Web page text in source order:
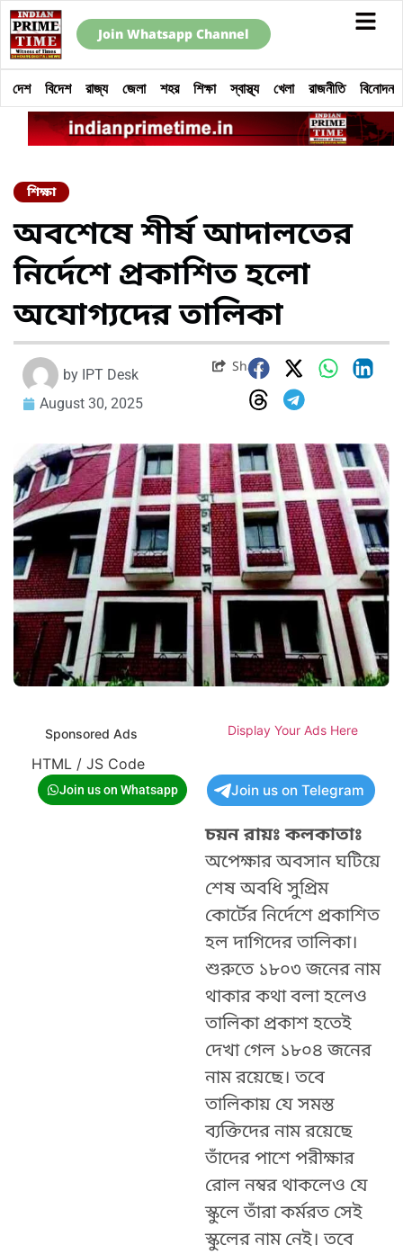
Join Whatsapp Channel
দেশ বিদেশ রাজ্য জেলা শহর শিক্ষা স্বাস্থ্য খেলা রাজনীতি বিনোদন
শিক্ষা
অবশেষে শীর্ষ আদালতের
নির্দেশে প্রকাশিত হলো
অযোগ্যদের তালিকা
by IPT Desk
August 30, 2025
Share
Sponsored Ads Display Your Ads Here
HTML / JS Code
Join us on Whatsapp Join us on Telegram
চয়ন রায়ঃ কলকাতাঃ
অপেক্ষার অবসান ঘটিয়ে
শেষ অবধি সুপ্রিম
কোর্টের নির্দেশে প্রকাশিত
হল দাগিদের তালিকা।
শুরুতে ১৮০৩ জনের নাম
থাকার কথা বলা হলেও
তালিকা প্রকাশ হতেই
দেখা গেল ১৮০৪ জনের
নাম রয়েছে। তবে
তালিকায় যে সমস্ত
ব্যক্তিদের নাম রয়েছে
তাঁদের পাশে পরীক্ষার
রোল নম্বর থাকলেও যে
স্কুলে তাঁরা কর্মরত সেই
স্কুলের নাম নেই। তবে